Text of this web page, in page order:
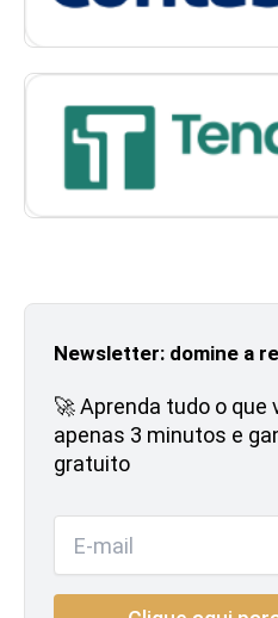
Newsletter: domine a
🚀 Aprenda tudo o que
apenas 3 minutos e
gratuito